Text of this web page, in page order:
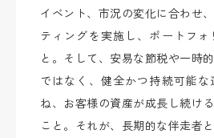
イベント、市況の変化に合わせ
ティングを実施し、ポートフ
と。そして、安易な節税や一時
ではなく、健全かつ持続可能
ね、お客様の資産が成長し続け
こと。それが、長期的な伴走者